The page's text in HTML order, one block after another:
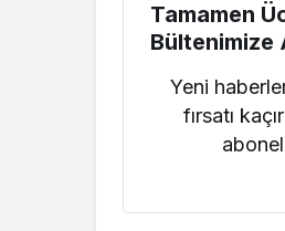
Tamamen
Bültenimize
Yeni
fırsatı